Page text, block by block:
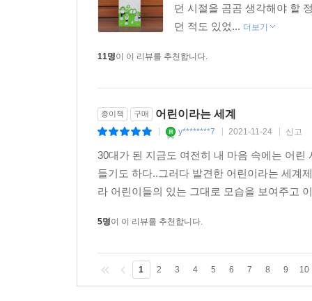
던 시절을 곰곰 생각해야 할
던 적도 있었... 더보기
11명이 이 리뷰를 추천합니다.
종이책 구매 어린이라는 세계
y********7 2021-11-24 신고
30대가 된 지금도 여전히 내 마음 속에는 어
들기도 하다..그러다 발견한 어린이라는 세계
라 어린이들의 있는 그대로 모습을 보여주고
5명이 이 리뷰를 추천합니다.
1 2 3 4 5 6 7 8 9 10